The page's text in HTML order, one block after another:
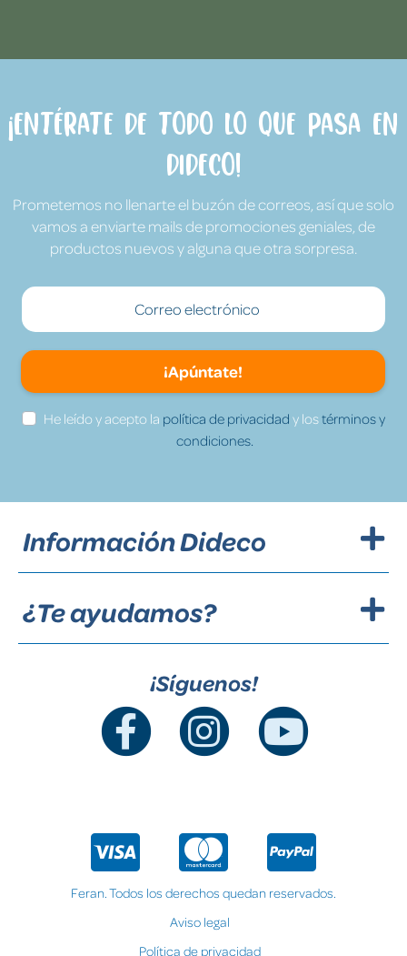
¡Entérate de todo lo que pasa en
Dideco!
Prometemos no llenarte el buzón de correos, así que solo
vamos a enviarte mails de promociones geniales, de
productos nuevos y alguna que otra sorpresa.
¡Apúntate!
He leído y acepto la política de privacidad y lostérminos y
condiciones.
Información Dideco
¿Te ayudamos?
¡Síguenos!
Feran. Todos los derechos quedan reservados.
Aviso legal
Política de privacidad